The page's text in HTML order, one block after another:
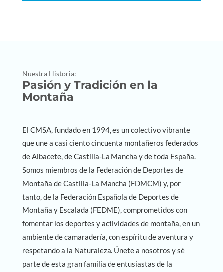
Nuestra Historia:
Pasión y Tradición en la
Montaña
El CMSA, fundado en 1994, es un colectivo vibrante
que une a casi ciento cincuenta montañeros federados
de Albacete, de Castilla-La Mancha y de toda España.
Somos miembros de la Federación de Deportes de
Montaña de Castilla-La Mancha (FDMCM) y, por
tanto, de la Federación Española de Deportes de
Montaña y Escalada (FEDME), comprometidos con
fomentar los deportes y actividades de montaña, en un
ambiente de camaradería, con espíritu de aventura y
respetando a la Naturaleza. Únete a nosotros y sé
parte de esta gran familia de entusiastas de la